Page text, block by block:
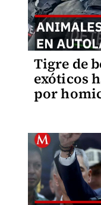
Tigre de
exóticos
por